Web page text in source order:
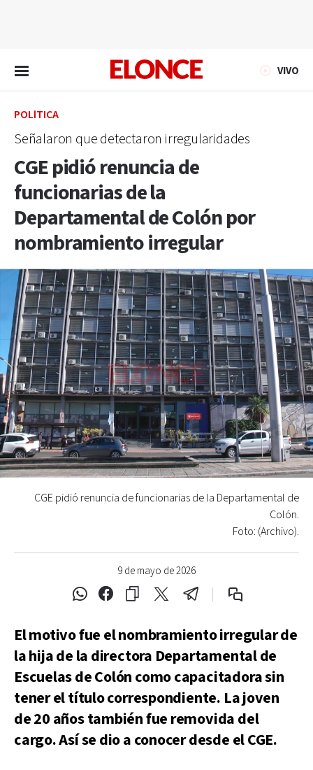
VIVO
POLÍTICA
Señalaron que detectaron irregularidades
CGE pidió renuncia de
funcionarias de la
Departamental de Colón por
nombramiento irregular
9 de mayo de 2026
CGE pidió renuncia de funcionarias de la Departamental de
Colón.
Foto: (Archivo).
El motivo fue el nombramiento irregular de
la hija de la directora Departamental de
Escuelas de Colón como capacitadora sin
tener el título correspondiente. La joven
de 20 años también fue removida del
cargo. Así se dio a conocer desde el CGE.